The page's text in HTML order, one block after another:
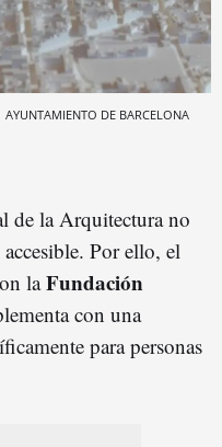
AYUNTAMIENTO DE BARCELONA
de la Arquitectura no
Por ello, el
laFundación
con una
para personas